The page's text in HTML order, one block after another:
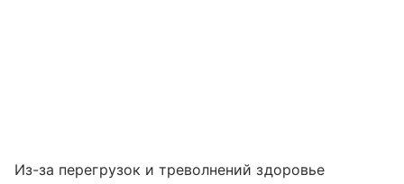
Из-за перегрузок и треволнений здоровье